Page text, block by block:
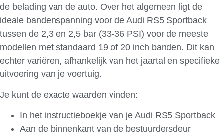
de belading van de auto. Over het algemeen ligt de
ideale bandenspanning voor de Audi RS5 Sportback
tussen de 2,3 en 2,5 bar (33-36 PSI) voor de meeste
modellen met standaard 19 of 20 inch banden. Dit kan
echter variëren, afhankelijk van het jaartal en specifieke
uitvoering van je voertuig.
Je kunt de exacte waarden vinden:
In het instructieboekje van je Audi RS5 Sportback
Aan de binnenkant van de bestuurdersdeur